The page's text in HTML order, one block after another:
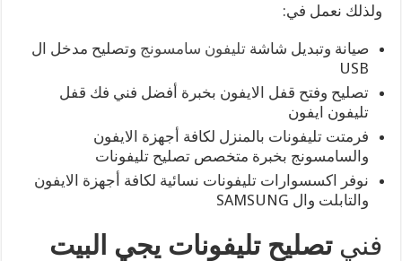
ولذلك نعمل في:
صيانة وتبديل شاشةتليفون سامسونج وتصليح مدخل ال
USB
تصليح وفتح قفل الايفون بخبرة أفضل فني فك قفل
تليفون ايفون
فرمتت تليفونات بالمنزل لكافة أجهزة الايفون
والسامسونج بخبرة متخصص تصليح تليفونات
نوفر اكسسوارات تليفونات نسائية لكافة أجهزة الايفون
والتابلت وال SAMSUNG
فنيتصليح تليفونات يجي البيت